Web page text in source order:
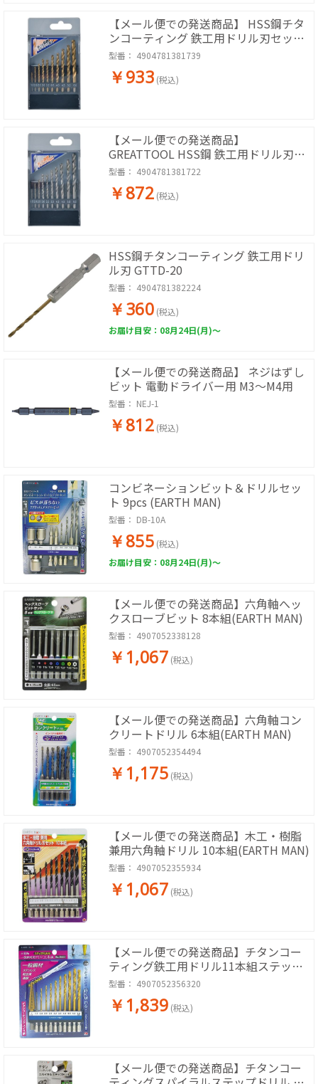
【メール便での発送商品】 HSS鋼チタ
ンコーティング 鉄工用ドリル刃セット
10本組 GTNTI-10
型番： 4904781381739
￥933 (税込)
【メール便での発送商品】
GREATTOOL HSS鋼 鉄工用ドリル刃セ
ット 10本組 GTNDR-10
型番： 4904781381722
￥872 (税込)
HSS鋼チタンコーティング 鉄工用ドリ
ル刃 GTTD-20
型番： 4904781382224
￥360 (税込)
お届け目安：08月24日(月)～
【メール便での発送商品】 ネジはずし
ビット 電動ドライバー用 M3～M4用
型番： NEJ-1
￥812 (税込)
コンビネーションビット＆ドリルセッ
ト 9pcs (EARTH MAN)
型番： DB-10A
￥855 (税込)
お届け目安：08月24日(月)～
【メール便での発送商品】六角軸へッ
クスローブビット 8本組(EARTH MAN)
型番： 4907052338128
￥1,067 (税込)
【メール便での発送商品】六角軸コン
クリートドリル 6本組(EARTH MAN)
型番： 4907052354494
￥1,175 (税込)
【メール便での発送商品】木工・樹脂
兼用六角軸ドリル 10本組(EARTH MAN)
型番： 4907052355934
￥1,067 (税込)
【メール便での発送商品】チタンコー
ティング鉄工用ドリル11本組ステップ
ドリル付き(EARTH MAN)
型番： 4907052356320
￥1,839 (税込)
【メール便での発送商品】チタンコー